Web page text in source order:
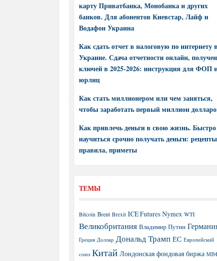
карту Приватбанка, Монобанка и других
банков. Для абонентов Киевстар, Лайф и
Водафон Украина
Как сдать отчет в налоговую по интернету в
Украине. Сдача отчетности онлайн,
ключей в 2025-2026: инструкция для ФОП
юрлиц
Как стать миллионером или чем заняться,
чтобы заработать первый миллион
Как привлечь деньги в свою жизнь. Быстро
научиться срочно получать деньги:
правила, приметы
ТЕМЫ
Bitcoin Brent Brexit ICE Futures Nymex WTI
Великобритания Владимир Путин
Греция Доллар Дональд Трамп ЕС Европейский
союз Китай Лондонская фондовая биржа